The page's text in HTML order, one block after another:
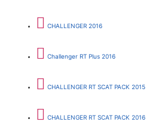
CHALLENGER 2016
Challenger RT Plus 2016
CHALLENGER RT SCAT PACK 2015
CHALLENGER RT SCAT PACK 2016